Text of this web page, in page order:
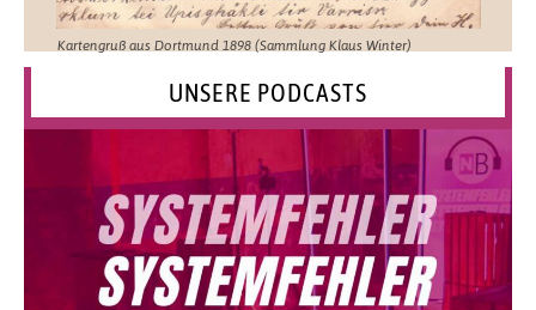
Kartengruß aus Dortmund 1898 (Sammlung Klaus Winter)
UNSERE PODCASTS